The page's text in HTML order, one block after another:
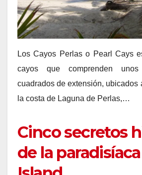
Los Cayos Perlas o Pearl Cays
cayos que comprenden
cuadrados de extensión, ubicados
la costa de Laguna de Perlas,…
Cinco secretos
de la